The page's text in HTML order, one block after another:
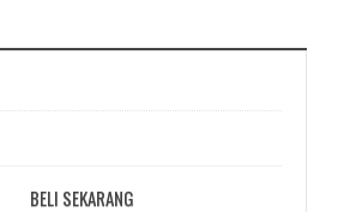
BELI SEKARANG